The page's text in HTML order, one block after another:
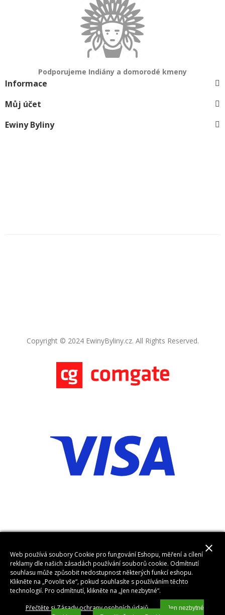
Podporujeme Indiány a domorodé kmeny
Informace
Můj účet
Ewiny Byliny
Copyright © 2024 EwinyByliny.cz. All Rights Reserved.
close
Web používá soubory Cookie pro fungování Eshopu, měření a cílení
reklamy dle našich zásadách používání souborů cookie. Odmítnutí
souhlasu může způsobit nedostupnost některých funkcí eshopu.
Klikněte na „Povolit vše“, pokud souhlasíte s používáním těchto
technologií. Pro odmítnutí, klikněte na „Jen nezbytné“.
Přečtěte si Zásady ochrany osobních údajů
Jen nezbytné